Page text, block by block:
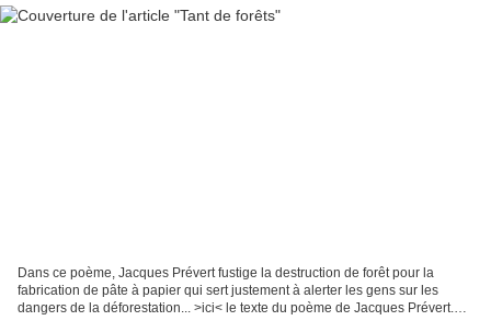
Dans ce poème, Jacques Prévert fustige la destruction de forêt pour la
fabrication de pâte à papier qui sert justement à alerter les gens sur les
dangers de la déforestation... >ici< le texte du poème de Jacques Prévert.